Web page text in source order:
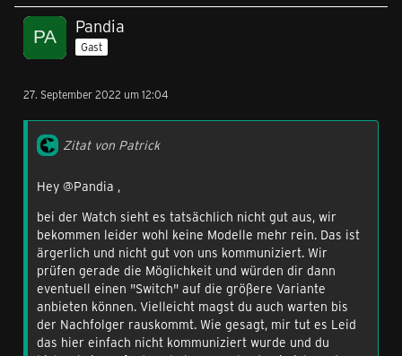
Pandia
Gast
27. September 2022 um 12:04
Zitat von Patrick
Hey @Pandia ,
bei der Watch sieht es tatsächlich nicht gut aus, wir
bekommen leider wohl keine Modelle mehr rein. Das ist
ärgerlich und nicht gut von uns kommuniziert. Wir
prüfen gerade die Möglichkeit und würden dir dann
eventuell einen "Switch" auf die größere Variante
anbieten können. Vielleicht magst du auch warten bis
der Nachfolger rauskommt. Wie gesagt, mir tut es Leid
das hier einfach nicht kommuniziert wurde und du